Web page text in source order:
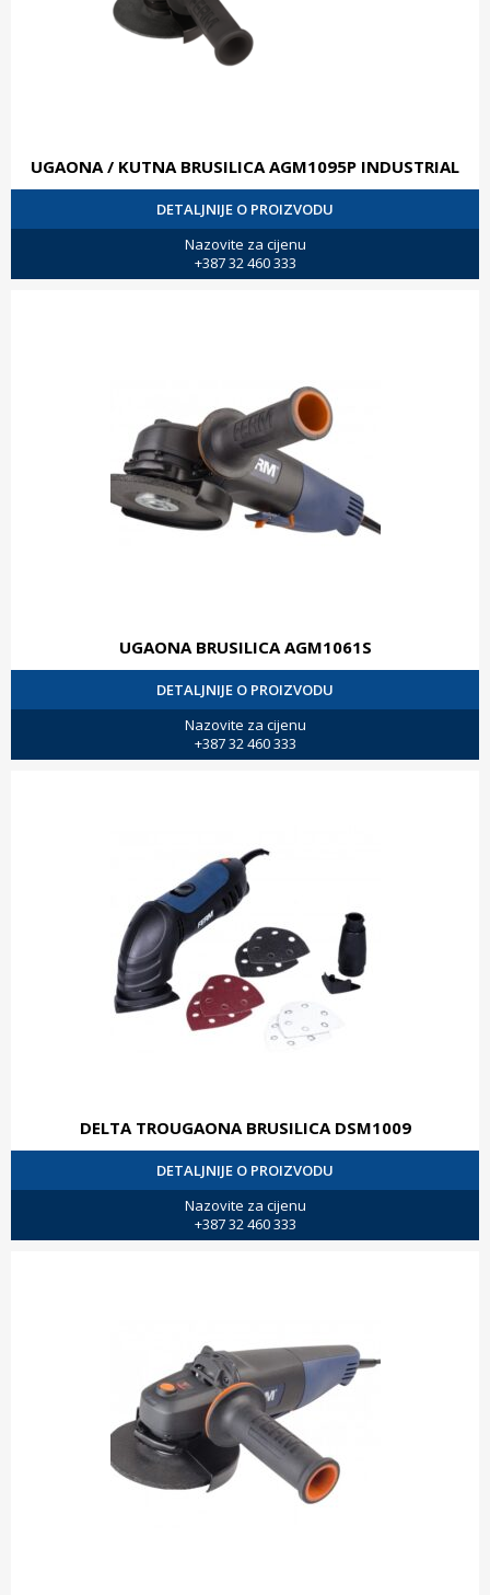
UGAONA / KUTNA BRUSILICA AGM1095P INDUSTRIAL
DETALJNIJE O PROIZVODU
Nazovite za cijenu
+387 32 460 333
UGAONA BRUSILICA AGM1061S
DETALJNIJE O PROIZVODU
Nazovite za cijenu
+387 32 460 333
DELTA TROUGAONA BRUSILICA DSM1009
DETALJNIJE O PROIZVODU
Nazovite za cijenu
+387 32 460 333